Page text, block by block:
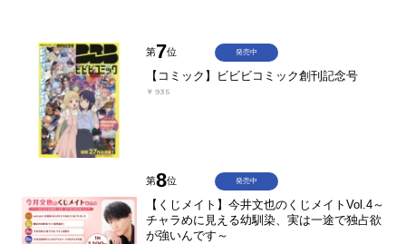
第7位
【コミック】ビビビコミック創刊記念号
￥935
発売中
第8位
【くじメイト】今井文也のくじメイトVol.4～
チャラめに見える幼馴染、実は一途で独占欲
が強いんです～
発売中